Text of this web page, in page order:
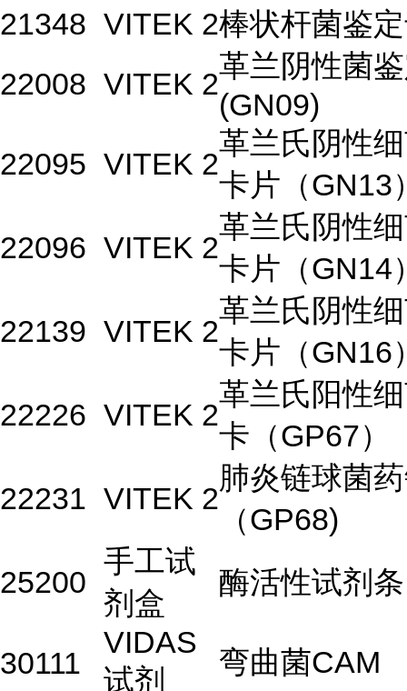
21348 VITEK 2棒状杆菌鉴
22008 VITEK 2
革兰阴性菌
(GN09)
22095 VITEK 2
革兰氏阴性
卡片（GN13
22096 VITEK 2
革兰氏阴性
卡片（GN14
22139 VITEK 2
革兰氏阴性
卡片（GN16
22226 VITEK 2
革兰氏阳性
卡（GP67）
22231 VITEK 2
肺炎链球菌
（GP68)
25200
手工试
剂盒
酶活性试剂条
30111
VIDAS
试剂
弯曲菌CAM